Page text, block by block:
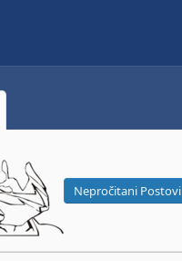
Nepročitani Postovi